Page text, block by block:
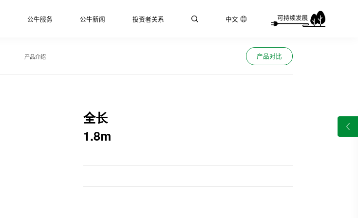
公牛服务 公牛新闻 投资者关系 中文
产品介绍 产品对比
全长
1.8m